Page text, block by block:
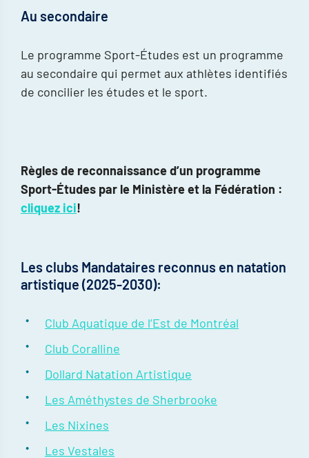
Au secondaire
Le programme Sport-Études est un programme
au secondaire qui permet aux athlètes identifiés
de concilier les études et le sport.
Règles de reconnaissance d’un programme
Sport-Études par le Ministère et la Fédération :
cliquez ici!
Les clubs Mandataires reconnus en natation
artistique (2025-2030):
Club Aquatique de l’Est de Montréal
Club Coralline
Dollard Natation Artistique
Les Améthystes de Sherbrooke
Les Nixines
Les Vestales